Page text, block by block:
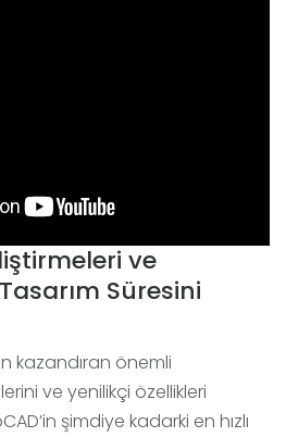
ve
Süresini
kazandıran önemli
ve yenilikçi özellikleri
şimdiye kadarki en hızlı